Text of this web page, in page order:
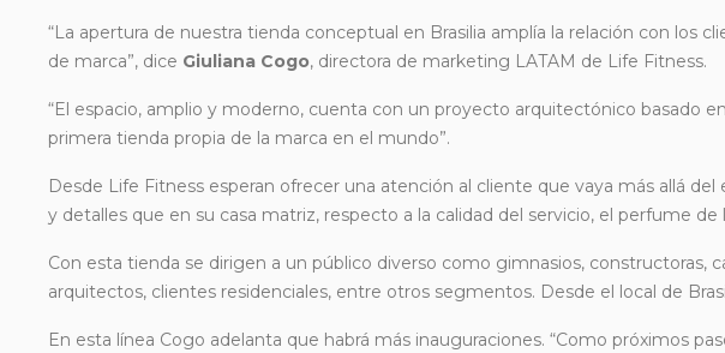
“La apertura de nuestra tienda conceptual en Brasilia amplía la relación con los
de marca”, dice Giuliana Cogo, directora de marketing LATAM de Life Fitness.
“El espacio, amplio y moderno, cuenta con un proyecto arquitectónico basado
primera tienda propia de la marca en el mundo”.
Desde Life Fitness esperan ofrecer una atención al cliente que vaya más allá
y detalles que en su casa matriz, respecto a la calidad del servicio, el perfume de
Con esta tienda se dirigen a un público diverso como gimnasios, constructoras,
arquitectos, clientes residenciales, entre otros segmentos. Desde el local de
En esta línea Cogo adelanta que habrá más inauguraciones. “Como próximos